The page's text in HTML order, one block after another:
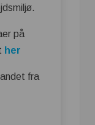
på
her
fra